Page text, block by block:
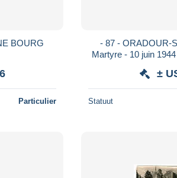
BOURG
Particulier
- 87 - ORADOUR-
Martyre - 10 juin
±
Statuut